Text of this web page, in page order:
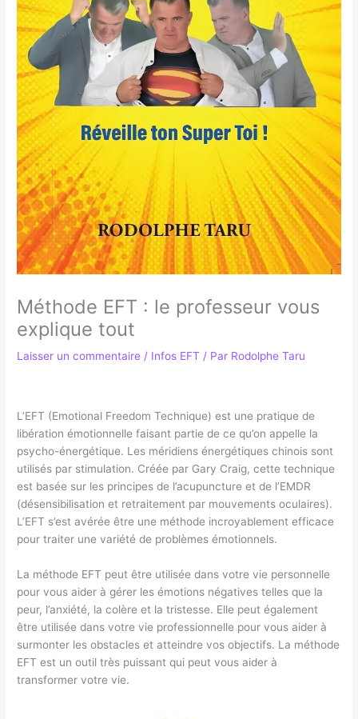
Méthode EFT : le professeur vous
explique tout
Laisser un commentaire / Infos EFT / Par Rodolphe Taru
L’EFT (Emotional Freedom Technique) est une pratique de
libération émotionnelle faisant partie de ce qu’on appelle la
psycho-énergétique. Les méridiens énergétiques chinois sont
utilisés par stimulation. Créée par Gary Craig, cette technique
est basée sur les principes de l’acupuncture et de l’EMDR
(désensibilisation et retraitement par mouvements oculaires).
L’EFT s’est avérée être une méthode incroyablement efficace
pour traiter une variété de problèmes émotionnels.
La méthode EFT peut être utilisée dans votre vie personnelle
pour vous aider à gérer les émotions négatives telles que la
peur, l’anxiété, la colère et la tristesse. Elle peut également
être utilisée dans votre vie professionnelle pour vous aider à
surmonter les obstacles et atteindre vos objectifs. La méthode
EFT est un outil très puissant qui peut vous aider à
transformer votre vie.